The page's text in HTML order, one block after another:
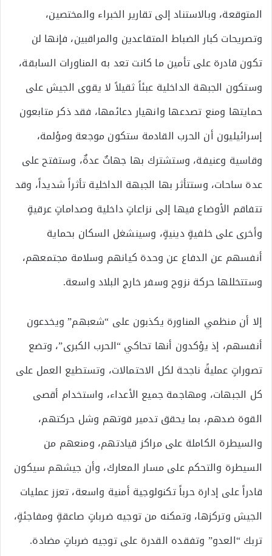
المتوقعة، وبالاستناد إلى تقارير الخبراء والمختصين،
وتصريحات كبار الضباط المتقاعدين والمراقبين، فإنها لن
تكون قادرة على تأمين ما كانت تعد به المناورات السابقة،
وستكون الجبهة الداخلية عبئاً ثقيلاً لا يقوى الجيش على
حمايتها ومنع تصدعها وانهيار دعائمها، فقد ذكر متابعون
إسرائيليون أن الحرب القادمة ستكون موجعة ومؤلمة،
وقاسية وعنيفة، وستشترك بها جهاتٌ عدةٌ، وستفتح على
عدة ساحات، وستتأثر بها الجبهة الداخلية تأثراً شديداً، وقد
تتفاقم الأوضاع فيها إلى نزاعاتٍ داخلية وصداماتٍ عرقيةٍ
وأخرى على خلفيةٍ دينيةٍ، وسينشغل السكان بحماية
أنفسهم عن الدفاع عن وحدة كيانهم وسلامة مجتمعهم،
وستتخللها حركة نزوح وسفر خارج البلاد واسعة.
إلا أن منظمي المناورة يكذبون على “شعبهم” ويخدعون
أنفسهم، إذ يؤكدون أنها تحاكي “الحرب الكبرى”، وتضع
تصوراتٍ عمليةً ناجحة لكل الاحتمالات، وتستطيع العمل على
كل الجبهات، ومهاجمة جميع الأعداء، واستخدام أقصى
القوة ضدهم، بما يحقق تدمير قوتهم وشل حركتهم،
والسيطرة الكاملة على مراكز قيادتهم، ومنعهم من
السيطرة والتحكم على مسار المعارك، وأن جيشهم سيكون
قادراً على إدارة حرباً تكنولوجية أمنية واسعة، تعزز عمليات
الجيش وتركزها، وتمكنه من توجيه ضرباتٍ صاعقةٍ ومفاجئةٍ،
تربك “العدو” وتفقده القدرة على توجيه ضرباتٍ مضادة.